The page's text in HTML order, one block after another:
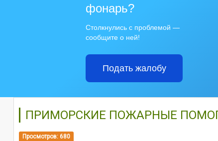
фонарь?
Столкнулись с проблемой —
сообщите о ней!
Подать жалобу
ПРИМОРСКИЕ ПОЖАРНЫЕ
Просмотров: 680